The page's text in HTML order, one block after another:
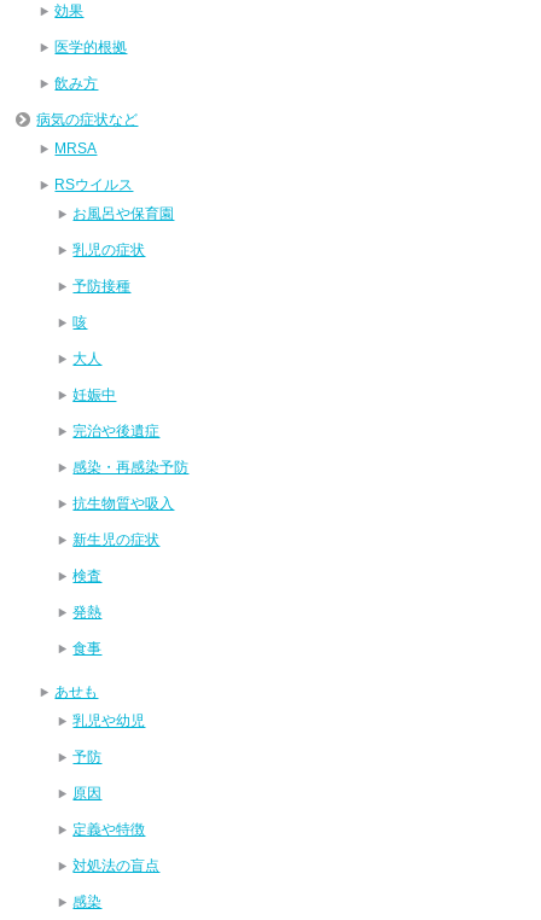
効果
医学的根拠
飲み方
病気の症状など
MRSA
RSウイルス
お風呂や保育園
乳児の症状
予防接種
咳
大人
妊娠中
完治や後遺症
感染・再感染予防
抗生物質や吸入
新生児の症状
検査
発熱
食事
あせも
乳児や幼児
予防
原因
定義や特徴
対処法の盲点
感染